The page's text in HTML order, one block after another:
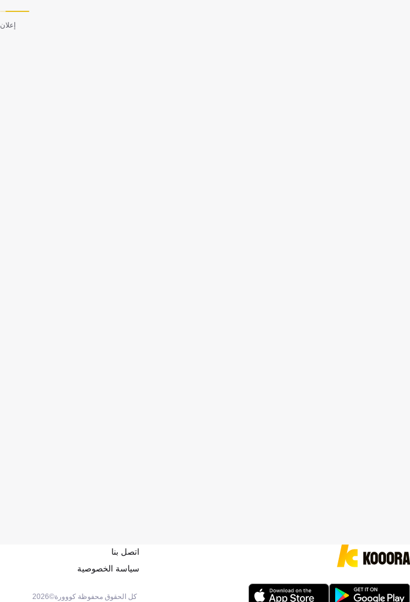
إعلان
كل الحقوق محفوظة كووورة©2026
اتصل بنا
سياسة الخصوصية